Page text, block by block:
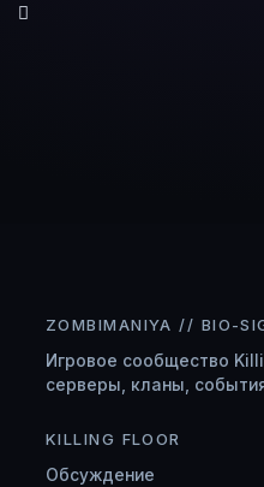
ZOMBIMANIYA // BIO-
Игровое сообщество
серверы, кланы,
KILLING FLOOR
Обсуждение